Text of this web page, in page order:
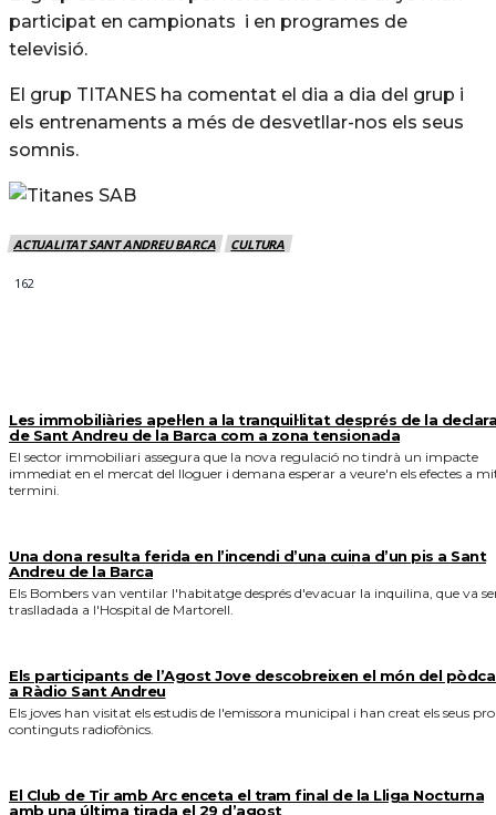
participat en campionats i en programes de
televisió.
El grup TITANES ha comentat el dia a dia del grup i
els entrenaments a més de desvetllar-nos els seus
somnis.
ACTUALITAT SANT ANDREU BARCA CULTURA
162
Les immobiliàries apel·len a la tranquil·litat després de la
de Sant Andreu de la Barca com a zona tensionada
El sector immobiliari assegura que la nova regulació no tindrà un impacte
immediat en el mercat del lloguer i demana esperar a veure'n els efectes a
termini.
Una dona resulta ferida en l’incendi d’una cuina d’un pis a Sant
Andreu de la Barca
Els Bombers van ventilar l'habitatge després d'evacuar la inquilina, que va
traslladada a l'Hospital de Martorell.
Els participants de l’Agost Jove descobreixen el món del
a Ràdio Sant Andreu
Els joves han visitat els estudis de l'emissora municipal i han creat els seus
continguts radiofònics.
El Club de Tir amb Arc enceta el tram final de la Lliga Nocturna
amb una última tirada el 29 d’agost